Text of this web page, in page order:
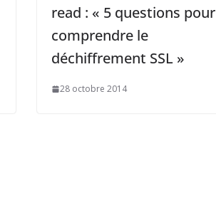
read : « 5 questions pour
comprendre le
déchiffrement SSL »
28 octobre 2014